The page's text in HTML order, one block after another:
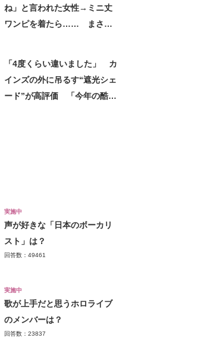
ね」と言われた女性→ミニ丈
ワンピを着たら…… まさか
「4度くらい違いました」 カ
インズの外に吊るす“遮光シェ
ード”が高評価 「今年の酷暑
実施中
声が好きな「日本のボーカリ
スト」は？
回答数：49461
実施中
歌が上手だと思うホロライブ
のメンバーは？
回答数：23837